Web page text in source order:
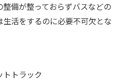
備が整っておらずバスなどの
活をするのに必要不可欠とな
トラック